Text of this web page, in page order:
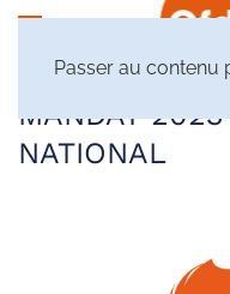
Passer au contenu
MANDAT
NATIONAL